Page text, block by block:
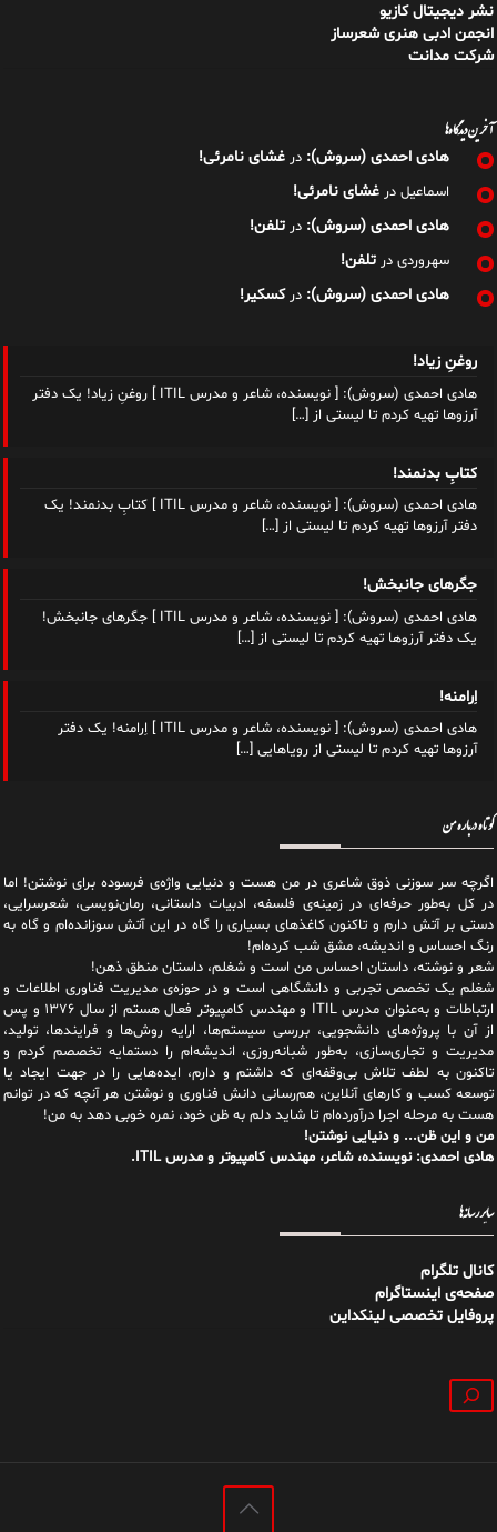
نشر دیجیتال کازیو
انجمن ادبی هنری شعرساز
شرکت مدانت
آخرین دیدگاه‌ها
هادی احمدی (سروش): در غشای نامرئی!
اسماعیل در غشای نامرئی!
هادی احمدی (سروش): در تلفن!
سهروردی در تلفن!
هادی احمدی (سروش): درکسکیر!
روغنِ زیاد!
هادی احمدی (سروش): [ نویسنده، شاعر و مدرس ITIL ] روغنِ زیاد! یک دفتر
آرزوها تهیه کردم تا لیستی از […]
کتابِ بدنمند!
هادی احمدی (سروش): [ نویسنده، شاعر و مدرس ITIL ] کتابِ بدنمند! یک
دفتر آرزوها تهیه کردم تا لیستی از […]
جگرهای جانبخش!
هادی احمدی (سروش): [ نویسنده، شاعر و مدرس ITIL ] جگرهای جانبخش!
یک دفتر آرزوها تهیه کردم تا لیستی از […]
اِرامنه!
هادی احمدی (سروش): [ نویسنده، شاعر و مدرس ITIL ] اِرامنه! یک دفتر
آرزوها تهیه کردم تا لیستی از رویاهایی […]
کوتاه درباره من
اگرچه سر سوزنی ذوق شاعری در من هست و دنیایی واژه‌‌ی فرسوده برای نوشتن! اما
در کل به‌طور حرفه‌ای در زمینه‌ی فلسفه، ادبیات داستانی، رمان‌نویسی، شعرسرایی،
دستی بر آتش دارم و تاکنون کاغذهای بسیاری را گاه در این آتش سوزانده‌ام و گاه به
رنگ احساس و اندیشه، مشق شب کرده‌ام!
شعر و نوشته، داستان احساس من است و شغلم، داستان منطق ذهن!
شغلم یک تخصص تجربی و دانشگاهی است و در حوزه‌ی مدیریت فناوری اطلاعات و
ارتباطات و به‌عنوان مدرس ITIL و مهندس کامپیوتر فعال هستم از سال ۱۳۷۶ و پس
از آن با پروژه‌های دانشجویی، بررسی سیستم‌ها، ارایه روش‌ها و فرایندها، تولید،
مدیریت و تجاری‌سازی، به‌طور شبانه‌روزی، اندیشه‌ام را دستمایه تخصصم کردم و
تاکنون به لطف تلاش بی‌وقفه‌ای که داشتم و دارم، اید‌ه‌هایی را در جهت ایجاد یا
توسعه کسب و کارهای آنلاین، هم‌رسانی دانش فناوری و نوشتن هر آنچه که در توانم
هست به مرحله اجرا درآورده‌ام تا شاید دلم به ظن خود، نمره خوبی دهد به من!
من و این ظن... و دنیایی نوشتن!
هادی احمدی: نویسنده، شاعر، مهندس کامپیوتر و مدرس ITIL.
سایر رسانه‌ها
کانال تلگرام
صفحه‌ی اینستاگرام
پروفایل تخصصی لینکداین
جستجو